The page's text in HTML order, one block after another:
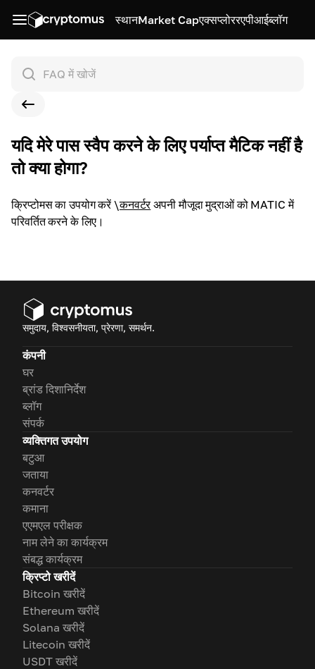
स्थानMarket Capएक्सप्लोररएपीआईब्लॉग
यदि मेरे पास स्वैप करने के लिए पर्याप्त मैटिक नहीं है
तो क्या होगा?
क्रिप्टोमस का उपयोग करें\कनवर्टरअपनी मौजूदा मुद्राओं को MATIC में
परिवर्तित करने के लिए।
समुदाय, विश्वसनीयता, प्रेरणा, समर्थन.
कंपनी
घर
ब्रांड दिशानिर्देश
ब्लॉग
संपर्क
व्यक्तिगत उपयोग
बटुआ
जताया
कनवर्टर
कमाना
एएमएल परीक्षक
नाम लेने का कार्यक्रम
संबद्ध कार्यक्रम
क्रिप्टो खरीदें
Bitcoin खरीदें
Ethereum खरीदें
Solana खरीदें
Litecoin खरीदें
USDT खरीदें